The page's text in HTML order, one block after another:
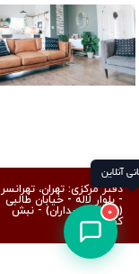
دفتر مرکزی: تهران، تهرانسر
- بلوار لاله - خیابان طالبی
(شهرک پاسداران) - نبش
کوچه نسترن
پشتیبانی آنلاین
0